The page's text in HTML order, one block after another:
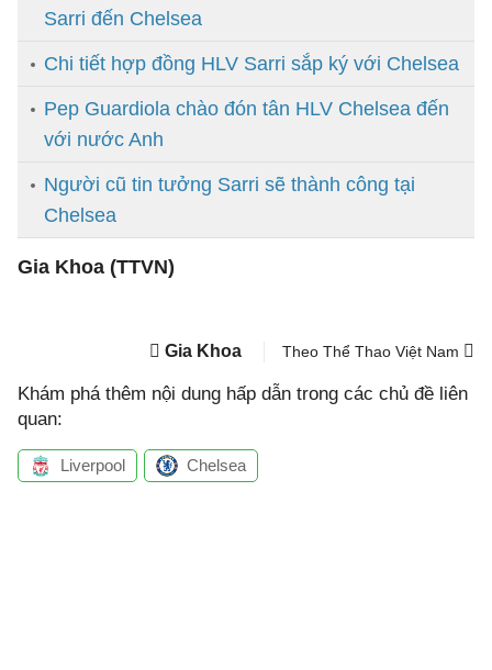
Sarri đến Chelsea
Chi tiết hợp đồng HLV Sarri sắp ký với Chelsea
Pep Guardiola chào đón tân HLV Chelsea đến
với nước Anh
Người cũ tin tưởng Sarri sẽ thành công tại
Chelsea
Gia Khoa (TTVN)
Gia Khoa Theo Thể Thao Việt Nam
Khám phá thêm nội dung hấp dẫn trong các chủ đề liên
quan:
Liverpool Chelsea